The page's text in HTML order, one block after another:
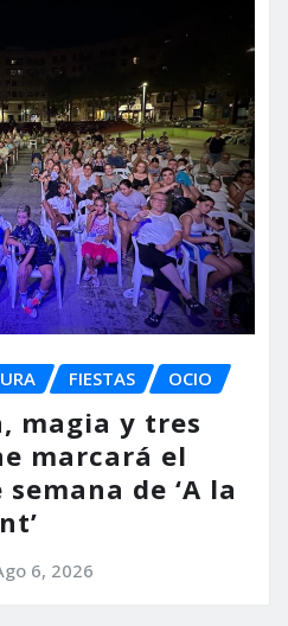
FIESTAS OCIO
magia y tres
marcará el
de ‘A la
6, 2026